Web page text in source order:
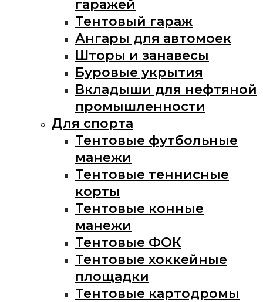
гаражей
Тентовый гараж
Ангары для автомоек
Шторы и занавесы
Буровые укрытия
Вкладыши для нефтяной
промышленности
Для спорта
Тентовые футбольные
манежи
Тентовые теннисные
корты
Тентовые конные
манежи
Тентовые ФОК
Тентовые хоккейные
площадки
Тентовые картодромы